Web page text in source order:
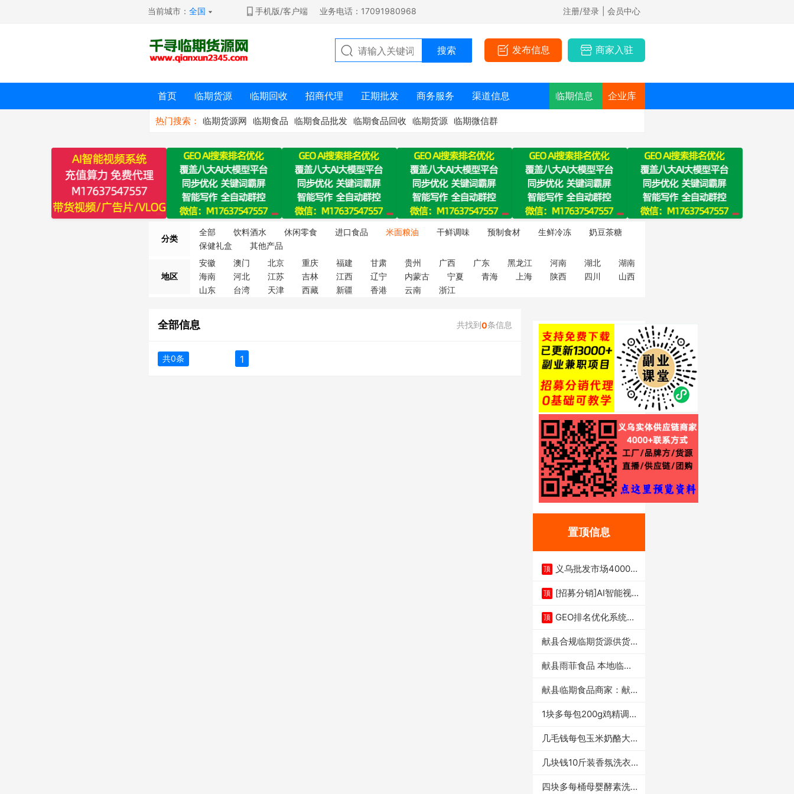
当前城市：全国 手机版/客户端 业务电话：17091980968 注册/登录 | 会员中心
发布信息 商家入驻
首页 临期货源 临期回收 招商代理 正期批发 商务服务 渠道信息 临期信息 企业库
热门搜索： 临期货源网 临期食品 临期食品批发 临期食品回收 临期货源 临期微信群
分类
全部 饮料酒水 休闲零食 进口食品 米面粮油 干鲜调味 预制食材 生鲜冷冻
奶豆茶糖
保健礼盒
其他产品
地区
安徽 澳门 北京 重庆 福建 甘肃 贵州 广西 广东 黑龙江 河南 湖北
湖南
海南
河北 江苏 吉林 江西 辽宁 内蒙古 宁夏 青海 上海 陕西 四川
山西
山东
台湾 天津 西藏 新疆 香港 云南 浙江
全部信息 共找到0条信息
共0条 1
置顶信息
顶
义乌批发市场4000多
顶 [招募分销]AI智能视
顶 GEO排名优化系统+A
献县合规临期货源供货商
献县雨菲食品 本地临期
献县临期食品商家：献县
1块多每包200g鸡精调味
几毛钱每包玉米奶酪大虾
几块钱10斤装香氛洗衣
四块多每桶母婴酵素洗衣